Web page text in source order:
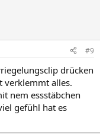
#9
drücken
verklemmt alles.
nem essstäbchen
gefühl hat es